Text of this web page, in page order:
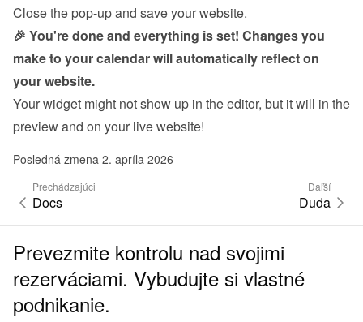
Close the pop-up and save your website.
🎉 You're done and everything is set! Changes you
make to your calendar will automatically reflect on
your website.
Your widget might not show up in the editor, but it will in the
preview and on your live website!
Posledná zmena 2. apríla 2026
Prechádzajúci
Docs
Ďaľší
Duda
Prevezmite kontrolu nad svojimi
rezerváciami. Vybudujte si vlastné
podnikanie.